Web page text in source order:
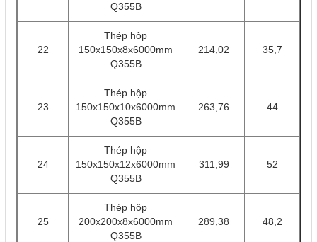
Q355B
22
Thép hộp
150x150x8x6000mm
Q355B
214,02 35,7
23
Thép hộp
150x150x10x6000mm
Q355B
263,76 44
24
Thép hộp
150x150x12x6000mm
Q355B
311,99 52
25
Thép hộp
200x200x8x6000mm
Q355B
289,38 48,2